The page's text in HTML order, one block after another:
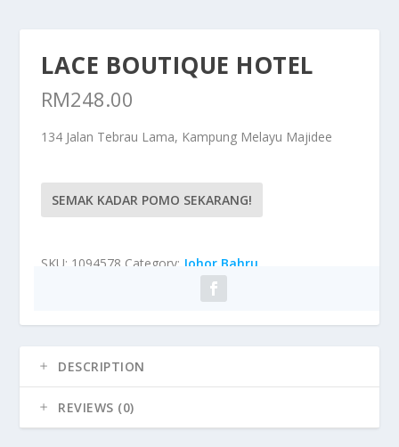
LACE BOUTIQUE HOTEL
RM248.00
134 Jalan Tebrau Lama, Kampung Melayu Majidee
SEMAK KADAR POMO SEKARANG!
SKU: 1094578 Category: Johor Bahru
DESCRIPTION
REVIEWS (0)